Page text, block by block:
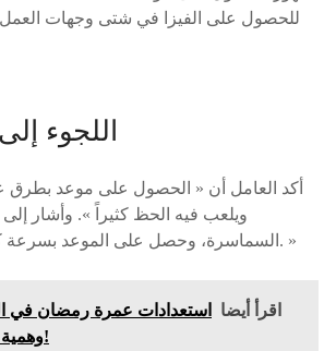
للحصول على الفيزا في شتى وجهات العمل
اللجوء
أكد العامل أن « الحصول على موعد بطرق
ويلعب فيه الحظ كثيراً ». وأشار إلى
السماسرة، وحصل على الموعد بسرعة كبيرة، لا تتعدى أيام. »
اقرأ أيضا
استعدادات عمرة رمضان
وهمية تكشف الحقائق!